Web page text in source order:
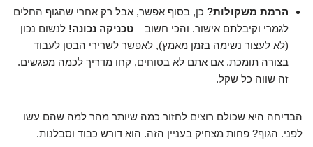
הרמת משקולות? כן, בסוף אפשר, אבל רק אחרי שהגוף החלים
לגמרי וקיבלתם אישור. והכי חשוב – טכניקה נכונה! לנשום נכון
(לא לעצור נשימה בזמן מאמץ), לאפשר לשרירי הבטן לעבוד
בצורה תומכת. אם אתם לא בטוחים, קחו מדריך לכמה מפגשים.
זה שווה כל שקל.
הבדיחה היא שכולם רוצים לחזור כמה שיותר מהר למה שהם עשו
לפני. הגוף? פחות מצחיק בעניין הזה. הוא דורש כבוד וסבלנות.